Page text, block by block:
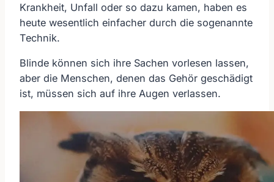
Krankheit, Unfall oder so dazu kamen, haben es
heute wesentlich einfacher durch die sogenannte
Technik.
Blinde können sich ihre Sachen vorlesen lassen,
aber die Menschen, denen das Gehör geschädigt
ist, müssen sich auf ihre Augen verlassen.